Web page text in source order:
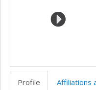
de
recherche
Profile Affiliations